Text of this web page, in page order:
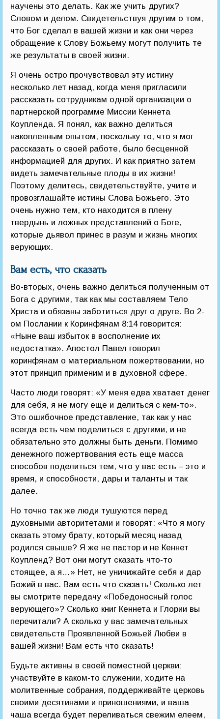
научены это делать. Как же учить других?
Словом и делом. Свидетельствуя другим о том,
что Бог сделал в вашей жизни и как они через
обращение к Слову Божьему могут получить те
же результаты в своей жизни.
Я очень остро прочувствовал эту истину
несколько лет назад, когда меня пригласили
рассказать сотрудникам одной организации о
партнерской программе Миссии Кеннета
Коупленда. Я понял, как важно делиться
накопленным опытом, поскольку то, что я мог
рассказать о своей работе, было бесценной
информацией для других. И как приятно затем
видеть замечательные плоды в их жизни!
Поэтому делитесь, свидетельствуйте, учите и
провозглашайте истины Слова Божьего. Это
очень нужно тем, кто находится в плену
твердынь и ложных представлений о Боге,
которые дьявол принес в разум и жизнь многих
верующих.
Вам есть, что сказать
Во-вторых, очень важно делиться полученным от
Бога с другими, так как мы составляем Тело
Христа и обязаны заботиться друг о друге. Во 2-
ом Послании к Коринфянам 8:14 говорится:
«Ныне ваш избыток в восполнение их
недостатка». Апостол Павел говорил
коринфянам о материальном пожертвовании, но
этот принцип применим и в духовной сфере.
Часто люди говорят: «У меня едва хватает денег
для себя, я не могу еще и делиться с кем-то».
Это ошибочное представление, так как у нас
всегда есть чем поделиться с другими, и не
обязательно это должны быть деньги. Помимо
денежного пожертвования есть еще масса
способов поделиться тем, что у вас есть – это и
время, и способности, дары и таланты и так
далее.
Но точно так же люди тушуются перед
духовными авторитетами и говорят: «Что я могу
сказать этому брату, который месяц назад
родился свыше? Я же не пастор и не Кеннет
Коупленд? Вот они могут сказать что-то
стоящее, а я…» Нет, не уничижайте себя и дар
Божий в вас. Вам есть что сказать! Сколько лет
вы смотрите передачу «Победоносный голос
верующего»? Сколько книг Кеннета и Глории вы
перечитали? А сколько у вас замечательных
свидетельств Проявленной Божьей Любви в
вашей жизни! Вам есть что сказать!
Будьте активны в своей поместной церкви:
участвуйте в каком-то служении, ходите на
молитвенные собрания, поддерживайте церковь
своими десятинами и приношениями, и ваша
чаша всегда будет переливаться свежим елеем,